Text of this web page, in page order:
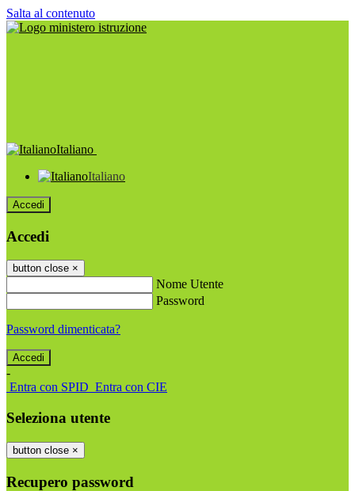
Salta al contenuto
Italiano
Italiano
Accedi
Accedi
button close ×
Nome Utente
Password
Password dimenticata?
-
Entra con SPID Entra con CIE
Seleziona utente
button close ×
Recupero password